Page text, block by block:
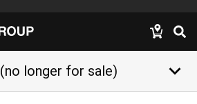
(no longer for sale) keyboard_arrow_down